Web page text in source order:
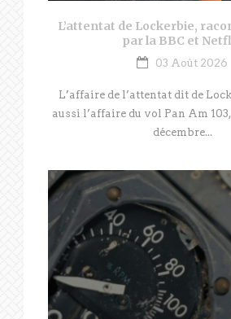
L’attentat de Lockerbie,
par la BBC et
03 Août 2026
L’affaire de l’attentat dit de
aussi l’affaire du vol Pan Am
décembre...